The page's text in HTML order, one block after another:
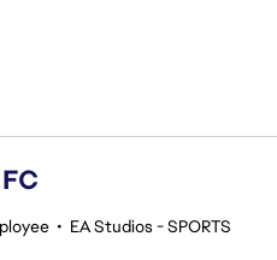
• EA Studios - SPORTS